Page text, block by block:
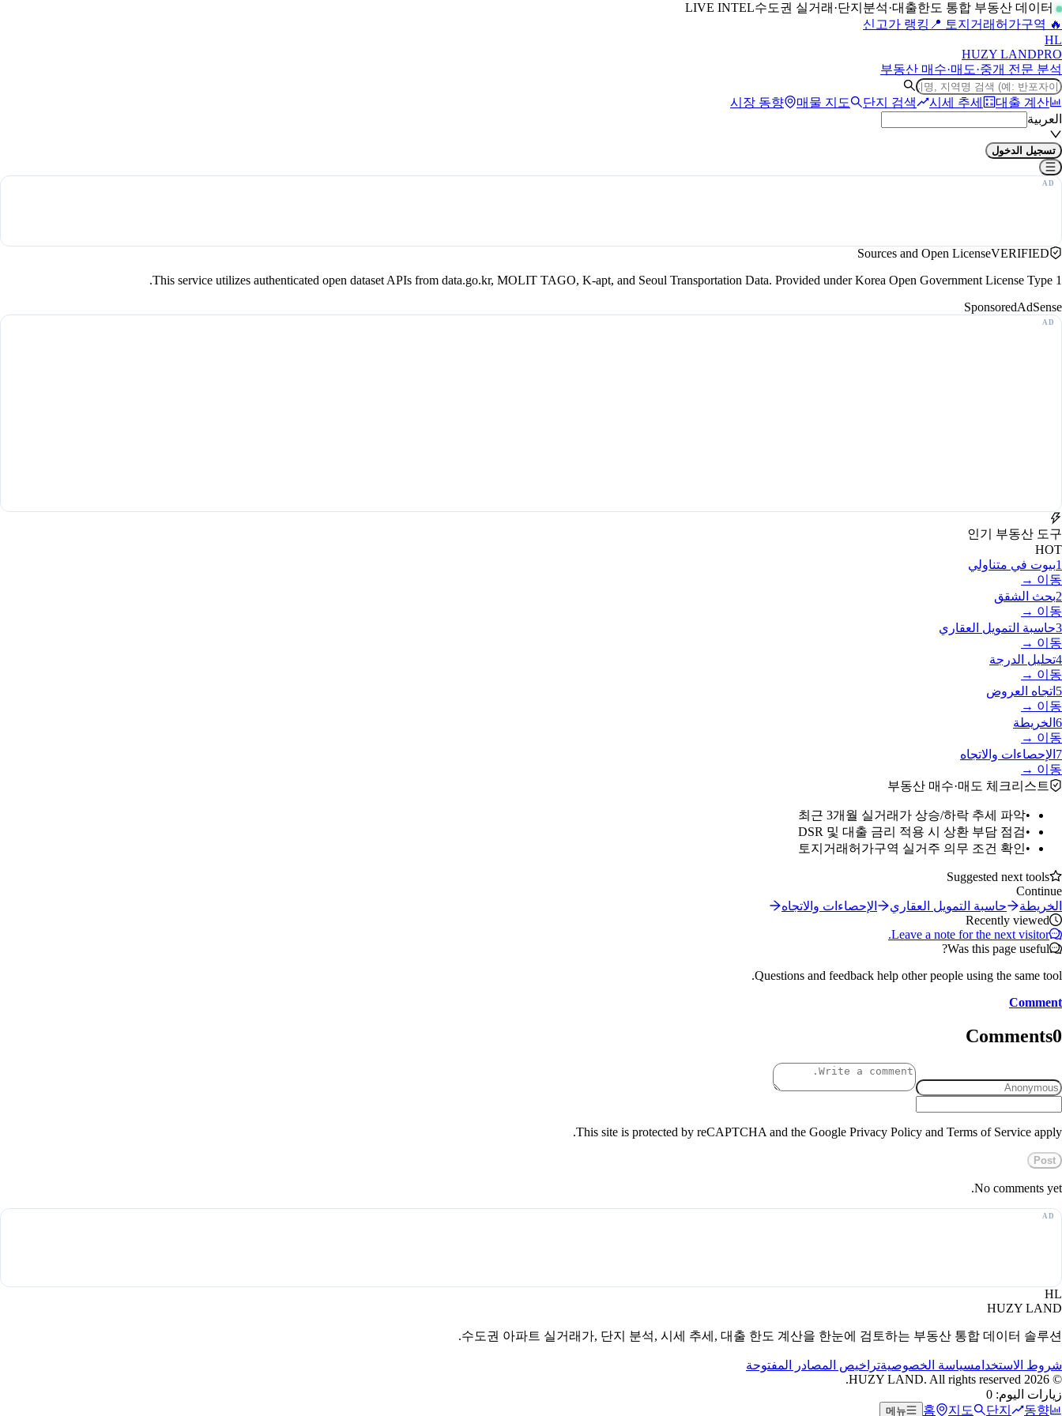
LIVE INTEL
수도권 실거래·단지분석·대출한도 통합 부동산 데이터
🔥 신고가 랭킹
📍 토지거래허가구역
HL
HUZY LANDPRO
부동산 매수·매도·중개 전문 분석
시장 동향 매물 지도 단지 검색 시세 추세
대출 계산
العربية
تسجيل الدخول
Sources and Open LicenseVERIFIED
This service utilizes authenticated open dataset APIs from data.go.kr, MOLIT TAGO, K-apt, and Seoul Transportation Data. Provided under Korea Open Government License Type 1.
SponsoredAdSense
인기 부동산 도구
HOT
1بيوت في متناولي
이동 →
2بحث الشقق
이동 →
3حاسبة التمويل العقاري
이동 →
4تحليل الدرجة
이동 →
5 اتجاه العروض
이동 →
6 الخريطة
이동 →
7 الإحصاءات والاتجاه
이동 →
부동산 매수·매도 체크리스트
•
최근 3개월 실거래가 상승/하락 추세 파악
•
DSR 및 대출 금리 적용 시 상환 부담 점검
•
토지거래허가구역 실거주 의무 조건 확인
Suggested next tools
Continue
الخريطة
حاسبة التمويل العقاري
الإحصاءات والاتجاه
Recently viewed
Leave a note for the next visitor.
Was this page useful?
Questions and feedback help other people using the same tool.
Comment
Comments0
This site is protected by reCAPTCHA and the Google Privacy Policy and Terms of Service apply.
Post
No comments yet.
HL
HUZY LAND
수도권 아파트 실거래가, 단지 분석, 시세 추세, 대출 한도 계산을 한눈에 검토하는 부동산 통합 데이터 솔루션.
شروط الاستخدامسياسة الخصوصيةتراخيص المصادر المفتوحة
©
2026
زيارات اليوم: 0
홈
지도 단지 동향
메뉴